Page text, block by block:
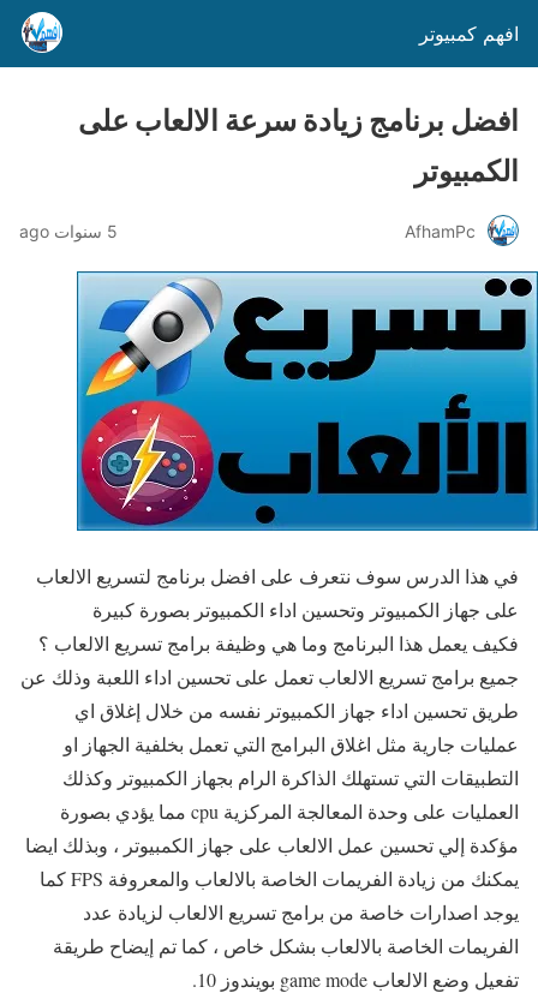
افهم كمبيوتر
افضل برنامج زيادة سرعة الالعاب على
الكمبيوتر
AfhamPc 5 سنوات ago
في هذا الدرس سوف نتعرف على افضل برنامج لتسريع الالعاب
على جهاز الكمبيوتر وتحسين اداء الكمبيوتر بصورة كبيرة
فكيف يعمل هذا البرنامج وما هي وظيفة برامج تسريع الالعاب ؟
جميع برامج تسريع الالعاب تعمل على تحسين اداء اللعبة وذلك عن
طريق تحسين اداء جهاز الكمبيوتر نفسه من خلال إغلاق اي
عمليات جارية مثل اغلاق البرامج التي تعمل بخلفية الجهاز او
التطبيقات التي تستهلك الذاكرة الرام بجهاز الكمبيوتر وكذلك
العمليات على وحدة المعالجة المركزية cpu مما يؤدي بصورة
مؤكدة إلي تحسين عمل الالعاب على جهاز الكمبيوتر ، وبذلك ايضا
يمكنك من زيادة الفريمات الخاصة بالالعاب والمعروفة FPS كما
يوجد اصدارات خاصة من برامج تسريع الالعاب لزيادة عدد
الفريمات الخاصة بالالعاب بشكل خاص ، كما تم إيضاح طريقة
تفعيل وضع الالعاب game mode بويندوز 10.